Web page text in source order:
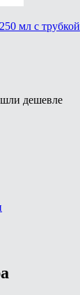
мл с трубкой
дешевле